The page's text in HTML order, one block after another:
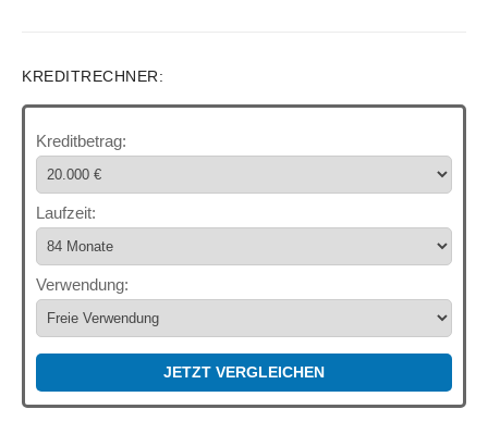
KREDITRECHNER:
Kreditbetrag:
Laufzeit:
Verwendung:
JETZT VERGLEICHEN